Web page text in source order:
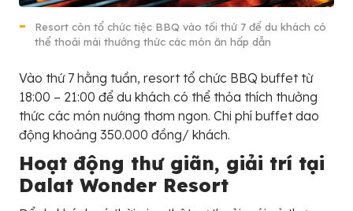
Resort còn tổ chức tiệc BBQ vào tối thứ 7 để du khách có
thể thoải mái thưởng thức các món ăn hấp dẫn
Vào thứ 7 hằng tuần, resort tổ chức BBQ buffet từ
18:00 – 21:00 để du khách có thể thỏa thích thưởng
thức các món nướng thơm ngon. Chi phí buffet dao
động khoảng 350.000 đồng/ khách.
Hoạt động thư giãn, giải trí tại
Dalat Wonder Resort